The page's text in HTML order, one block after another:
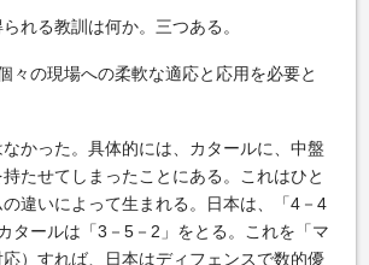
れる教訓は何か。三つある。
々の現場への柔軟な適応と応用を必要と
かった。具体的には、カタールに、中盤
たせてしまったことにある。これはひと
違いによって生まれる。日本は、「4－4
タールは「3－5－2」をとる。これを「マ
）すれば、日本はディフェンスで数的優